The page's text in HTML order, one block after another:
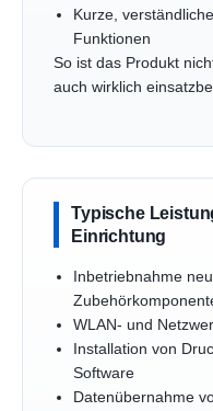
Kurze,
Funktionen
So ist das Produkt
auch wirklich
Typische
Einrichtung
Inbetriebnahme
WLAN- und
Installation von
Software
Datenübernahme